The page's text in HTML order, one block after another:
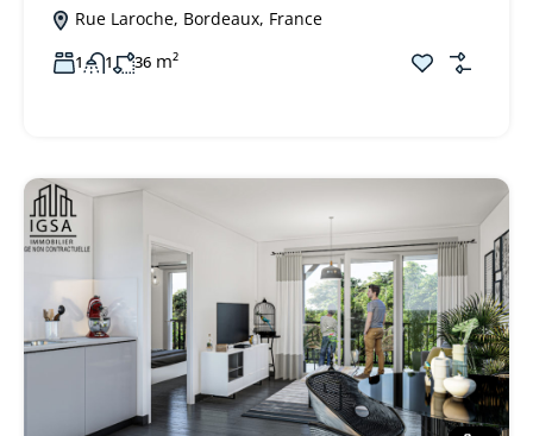
Rue Laroche, Bordeaux, France
1 1 36 m²